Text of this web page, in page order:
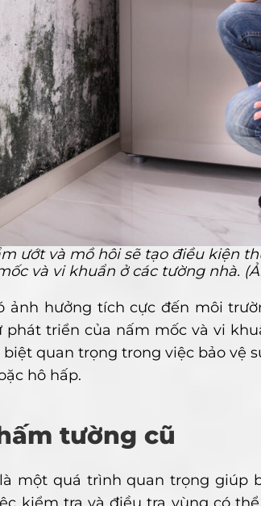
ướt và mồ hôi sẽ tạo điều kiện
và vi khuẩn ở các tường nhà.
ảnh hưởng tích cực đến môi
phát triển của nấm mốc và vi
quan trọng trong việc bảo vệ
hô hấp.
tường cũ
một quá trình quan trọng giúp